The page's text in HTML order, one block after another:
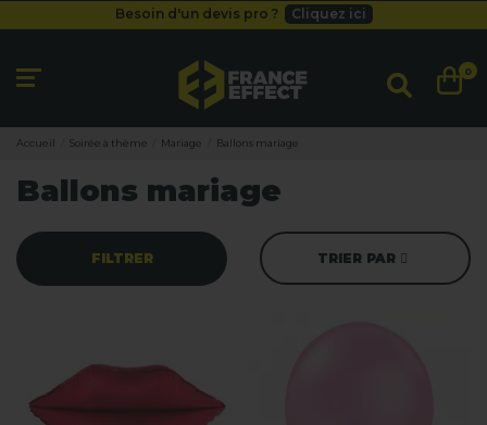
Besoin d'un devis pro ?
Cliquez ici
Besoin d'un devis pro ? Cliquez ici
Livraison gratuite dès 49
0
Accueil Soirée à thème Mariage Ballons mariage
Ballons mariage
FILTRER TRIER PAR